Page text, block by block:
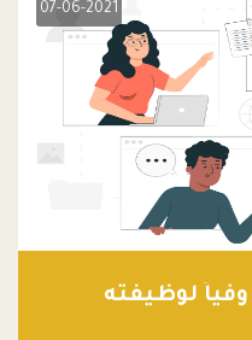
07-06-2021
لوظيفته